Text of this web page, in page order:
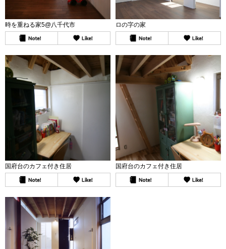
時を重ねる家5@八千代市 ロの字の家
国府台のカフェ付き住居 国府台のカフェ付き住居